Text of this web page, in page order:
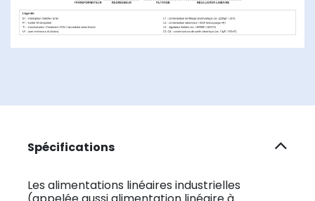
Spécifications
Les alimentations linéaires industrielles